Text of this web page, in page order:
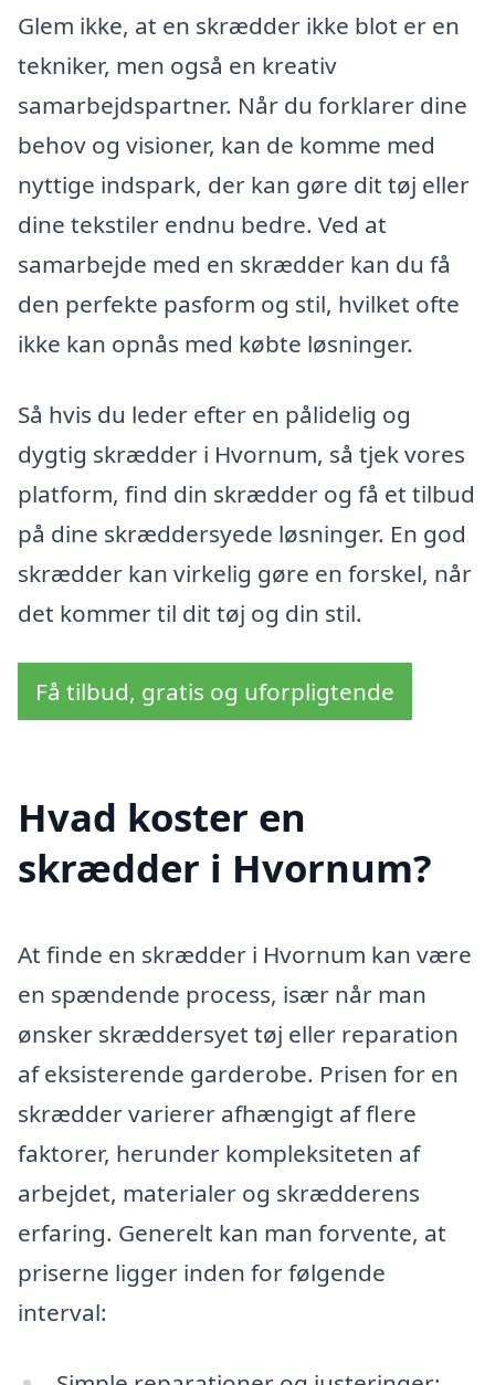
Glem ikke, at en skrædder ikke blot er en
tekniker, men også en kreativ
samarbejdspartner. Når du forklarer dine
behov og visioner, kan de komme med
nyttige indspark, der kan gøre dit tøj eller
dine tekstiler endnu bedre. Ved at
samarbejde med en skrædder kan du få
den perfekte pasform og stil, hvilket ofte
ikke kan opnås med købte løsninger.
Så hvis du leder efter en pålidelig og
dygtig skrædder i Hvornum, så tjek vores
platform, find din skrædder og få et tilbud
på dine skræddersyede løsninger. En god
skrædder kan virkelig gøre en forskel, når
det kommer til dit tøj og din stil.
Få tilbud, gratis og uforpligtende
Hvad koster en
skrædder i Hvornum?
At finde en skrædder i Hvornum kan være
en spændende process, især når man
ønsker skræddersyet tøj eller reparation
af eksisterende garderobe. Prisen for en
skrædder varierer afhængigt af flere
faktorer, herunder kompleksiteten af
arbejdet, materialer og skrædderens
erfaring. Generelt kan man forvente, at
priserne ligger inden for følgende
interval: